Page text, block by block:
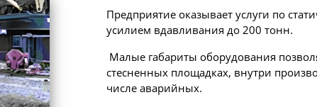
Предприятие оказывает услуги по
усилием вдавливания до 200 тонн.
Малые габариты оборудования
стесненных площадках, внутри
числе аварийных.